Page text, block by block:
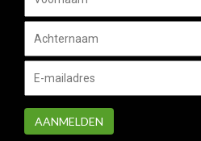
AANMELDEN